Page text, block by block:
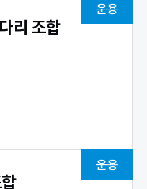
운용
리 조합
운용